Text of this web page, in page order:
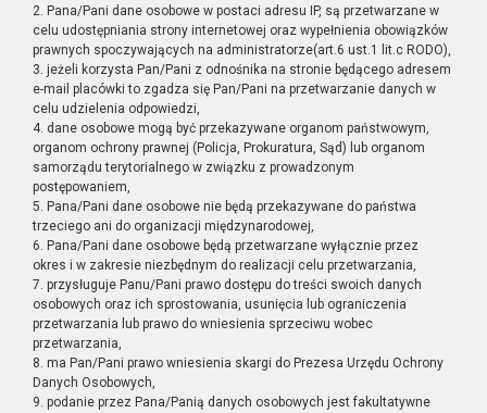
2. Pana/Pani dane osobowe w postaci adresu IP, są przetwarzane w
celu udostępniania strony internetowej oraz wypełnienia obowiązków
prawnych spoczywających na administratorze(art.6 ust.1 lit.c RODO),
3. jeżeli korzysta Pan/Pani z odnośnika na stronie będącego adresem
e-mail placówki to zgadza się Pan/Pani na przetwarzanie danych w
celu udzielenia odpowiedzi,
4. dane osobowe mogą być przekazywane organom państwowym,
organom ochrony prawnej (Policja, Prokuratura, Sąd) lub organom
samorządu terytorialnego w związku z prowadzonym
postępowaniem,
5. Pana/Pani dane osobowe nie będą przekazywane do państwa
trzeciego ani do organizacji międzynarodowej,
6. Pana/Pani dane osobowe będą przetwarzane wyłącznie przez
okres i w zakresie niezbędnym do realizacji celu przetwarzania,
7. przysługuje Panu/Pani prawo dostępu do treści swoich danych
osobowych oraz ich sprostowania, usunięcia lub ograniczenia
przetwarzania lub prawo do wniesienia sprzeciwu wobec
przetwarzania,
8. ma Pan/Pani prawo wniesienia skargi do Prezesa Urzędu Ochrony
Danych Osobowych,
9. podanie przez Pana/Panią danych osobowych jest fakultatywne